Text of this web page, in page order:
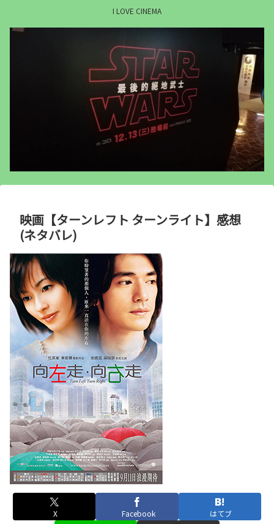
I LOVE CINEMA
映画【ターンレフト ターンライト】感想
(ネタバレ)
X Facebook はてブ